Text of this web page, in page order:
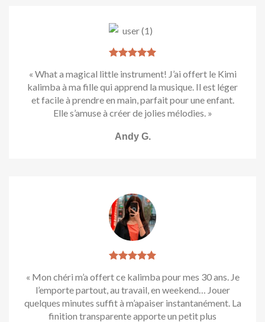
« What a magical little instrument! J’ai offert le Kimi
kalimba à ma fille qui apprend la musique. Il est léger
et facile à prendre en main, parfait pour une enfant.
Elle s’amuse à créer de jolies mélodies. »
Andy G.
« Mon chéri m’a offert ce kalimba pour mes 30 ans. Je
l’emporte partout, au travail, en weekend… Jouer
quelques minutes suffit à m’apaiser instantanément. La
finition transparente apporte un petit plus